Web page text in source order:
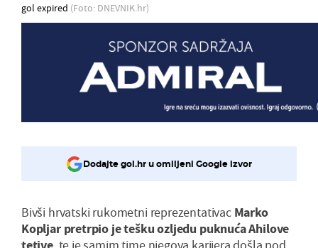
gol expired (Foto: DNEVNIK.hr)
Dodajte gol.hr u omiljeni Google izvor
Bivši hrvatski rukometni reprezentativac Marko
Kopljar pretrpio je tešku ozljedu puknuća Ahilove
tetive, te je samim time njegova karijera došla pod